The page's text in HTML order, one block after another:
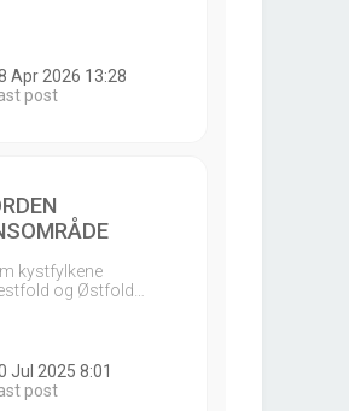
Apr 2026 13:28
post
kystfylkene
og Østfold…
Jul 2025 8:01
post